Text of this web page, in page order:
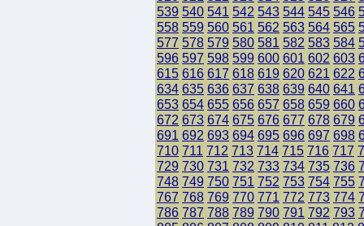
539 540 541 542 543 544 545 546
558 559 560 561 562 563 564 565
577 578 579 580 581 582 583 584
596 597 598 599 600 601 602 603
615 616 617 618 619 620 621 622
634 635 636 637 638 639 640 641
653 654 655 656 657 658 659 660
672 673 674 675 676 677 678 679
691 692 693 694 695 696 697 698
710 711 712 713 714 715 716 717
729 730 731 732 733 734 735 736
748 749 750 751 752 753 754 755
767 768 769 770 771 772 773 774
786 787 788 789 790 791 792 793